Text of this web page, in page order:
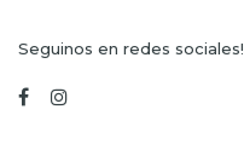
Seguinos en redes sociales!